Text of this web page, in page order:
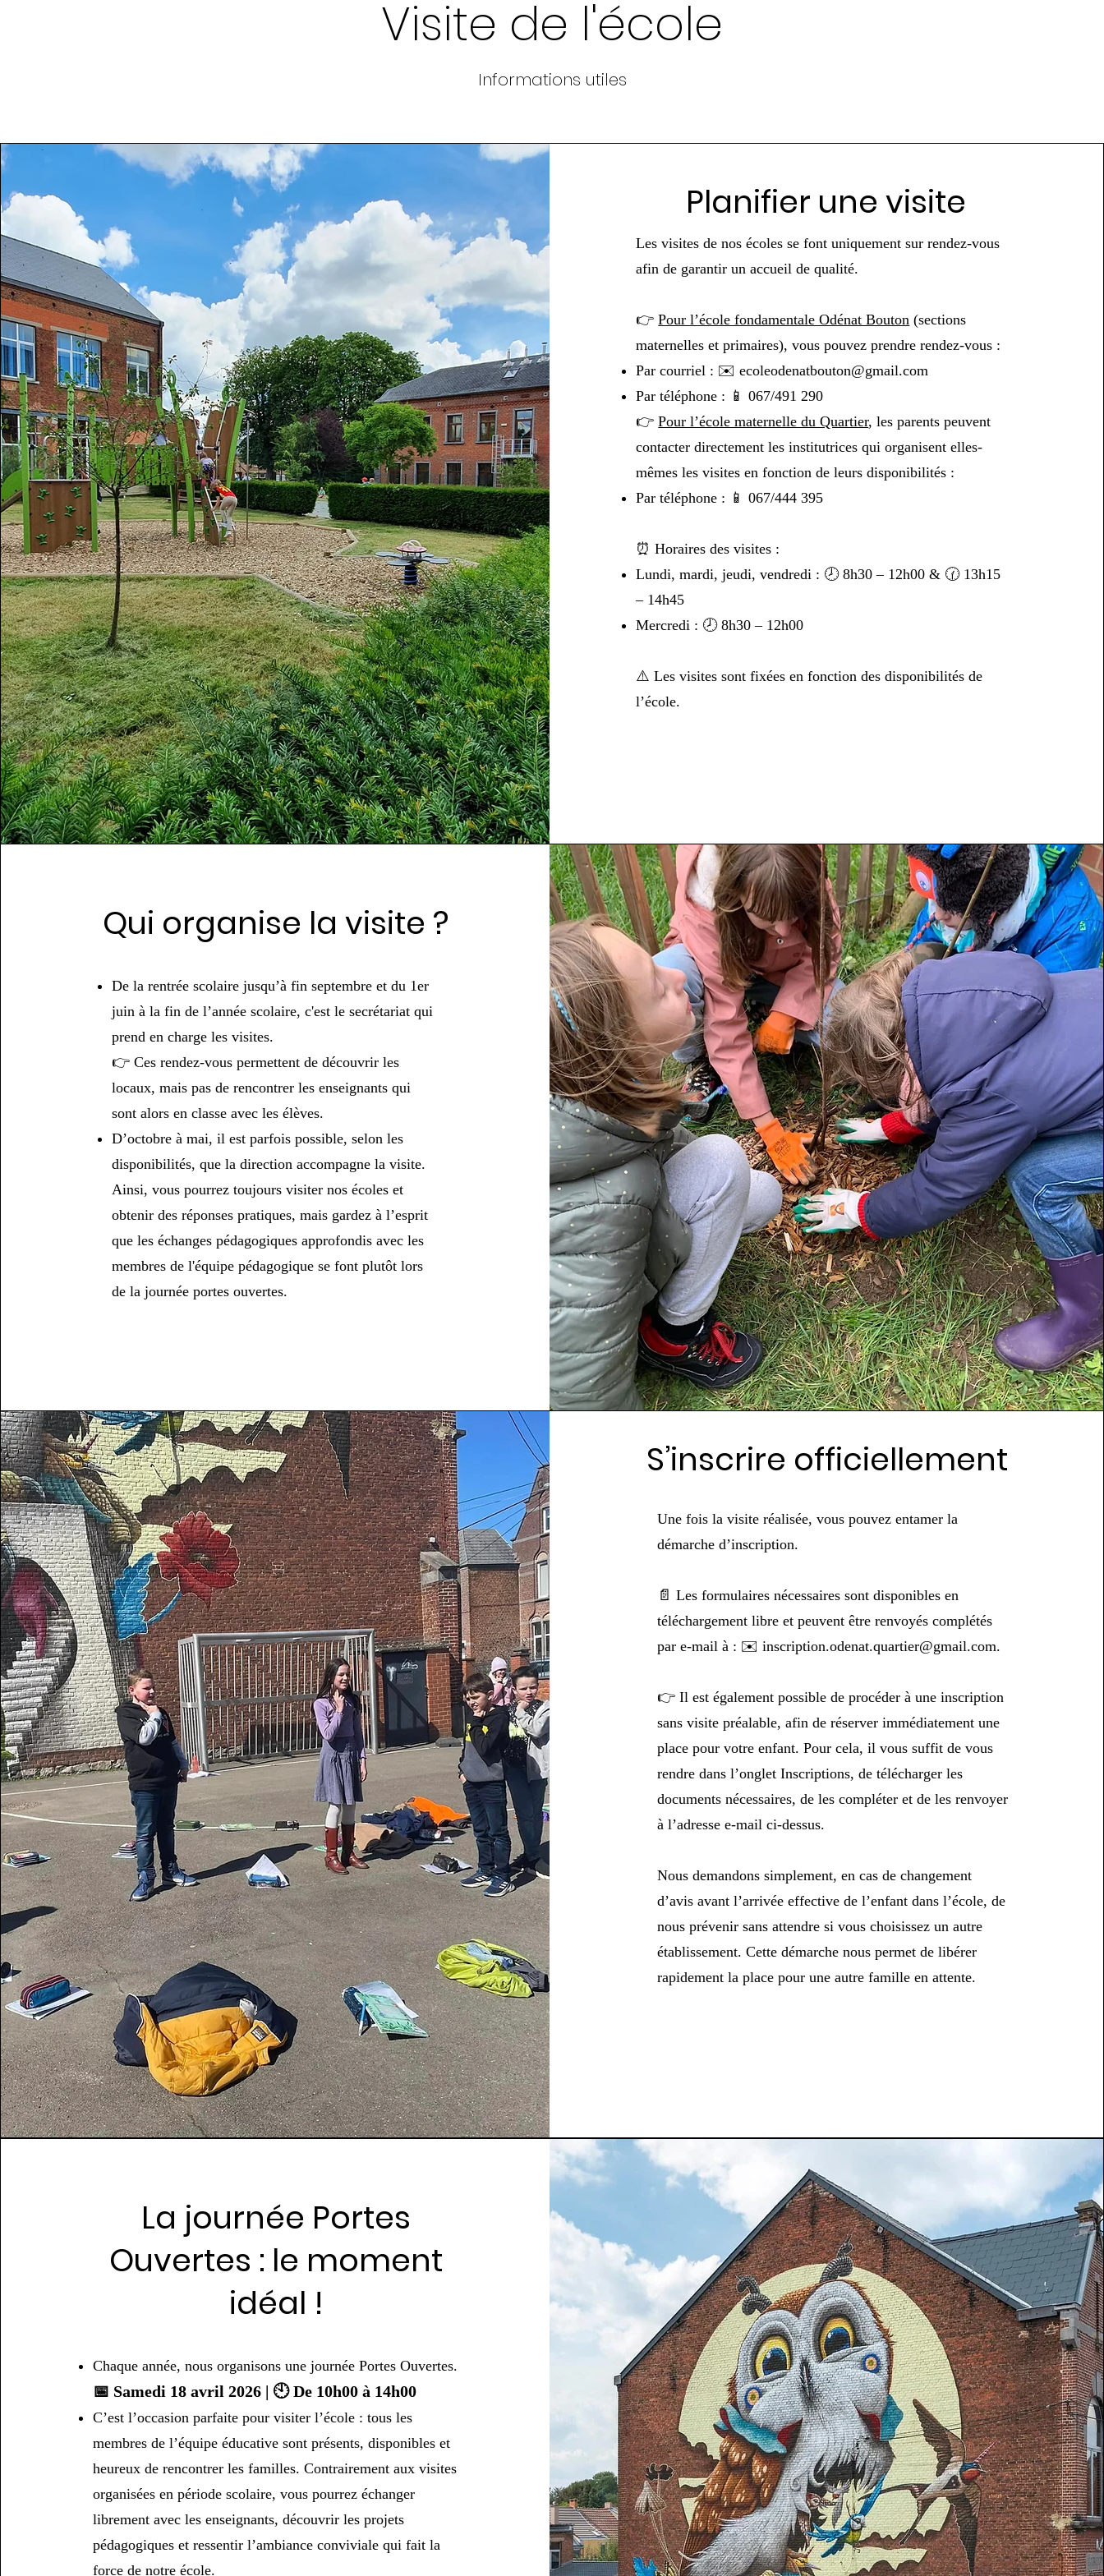
Visite de l'école
Informations utiles
Planifier une visite
Les visites de nos écoles se font uniquement sur rendez-vous
afin de garantir un accueil de qualité.
👉Pour l’école fondamentale Odénat Bouton (sections
maternelles et primaires), vous pouvez prendre rendez-vous :
Par courriel : ✉️ecoleodenatbouton@gmail.com
Par téléphone : 📱 067/491 290
👉Pour l’école maternelle du Quartier, les parents peuvent
contacter directement les institutrices qui organisent elles-
mêmes les visites en fonction de leurs disponibilités :
Par téléphone : 📱 067/444 395
⏰ Horaires des visites :
Lundi, mardi, jeudi, vendredi : 🕗 8h30 – 12h00 & 🕜 13h15
– 14h45
Mercredi : 🕗 8h30 – 12h00
⚠️ Les visites sont fixées en fonction des disponibilités de
l’école.
Qui organise la visite ?
De la rentrée scolaire jusqu’à fin septembre et du 1er
juin à la fin de l’année scolaire, c'est le secrétariat qui
prend en charge les visites.
👉 Ces rendez-vous permettent de découvrir les
locaux, mais pas de rencontrer les enseignants qui
sont alors en classe avec les élèves.
D’octobre à mai, il est parfois possible, selon les
disponibilités, que la direction accompagne la visite.
Ainsi, vous pourrez toujours visiter nos écoles et
obtenir des réponses pratiques, mais gardez à l’esprit
que les échanges pédagogiques approfondis avec les
membres de l'équipe pédagogique se font plutôt lors
de la journée portes ouvertes.
S’inscrire officiellement
Une fois la visite réalisée, vous pouvez entamer la
démarche d’inscription.
📄 Les formulaires nécessaires sont disponibles en
téléchargement libre et peuvent être renvoyés complétés
par e-mail à : ✉️ inscription.odenat.quartier@gmail.com.
👉 Il est également possible de procéder à une inscription
sans visite préalable, afin de réserver immédiatement une
place pour votre enfant. Pour cela, il vous suffit de vous
rendre dans l’onglet Inscriptions, de télécharger les
documents nécessaires, de les compléter et de les renvoyer
à l’adresse e-mail ci-dessus.
Nous demandons simplement, en cas de changement
d’avis avant l’arrivée effective de l’enfant dans l’école, de
nous prévenir sans attendre si vous choisissez un autre
établissement. Cette démarche nous permet de libérer
rapidement la place pour une autre famille en attente.
La journée Portes
Ouvertes : le moment
idéal !
Chaque année, nous organisons une journée Portes Ouvertes.
📅 Samedi 18 avril 2026 | 🕙 De 10h00 à 14h00
C’est l’occasion parfaite pour visiter l’école : tous les
membres de l’équipe éducative sont présents, disponibles et
heureux de rencontrer les familles. Contrairement aux visites
organisées en période scolaire, vous pourrez échanger
librement avec les enseignants, découvrir les projets
pédagogiques et ressentir l’ambiance conviviale qui fait la
force de notre école.